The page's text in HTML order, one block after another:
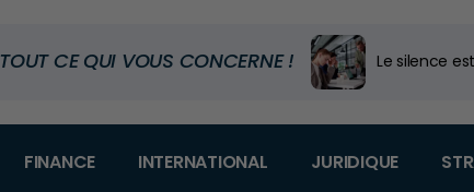
TOUT CE QUI VOUS CONCERNE ! Le silence
Code
Dans quel
FINANCE INTERNATIONAL JURIDIQUE